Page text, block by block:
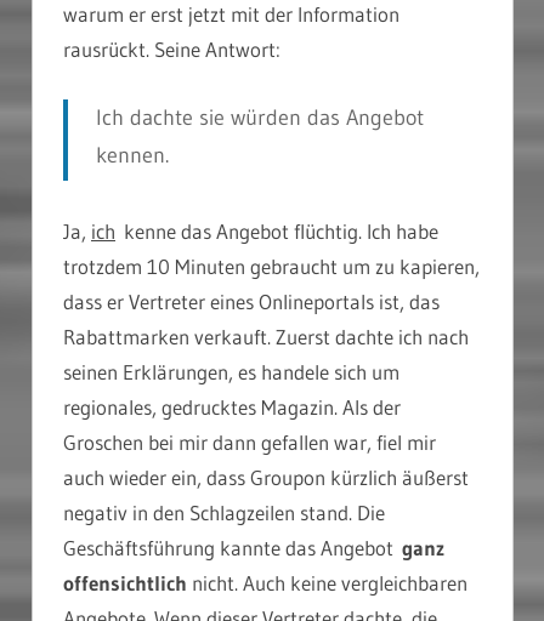
warum er erst jetzt mit der Information
rausrückt. Seine Antwort:
Ich dachte sie würden das Angebot
kennen.
Ja, ich kenne das Angebot flüchtig. Ich habe
trotzdem 10 Minuten gebraucht um zu kapieren,
dass er Vertreter eines Onlineportals ist, das
Rabattmarken verkauft. Zuerst dachte ich nach
seinen Erklärungen, es handele sich um
regionales, gedrucktes Magazin. Als der
Groschen bei mir dann gefallen war, fiel mir
auch wieder ein, dass Groupon kürzlich äußerst
negativ in den Schlagzeilen stand. Die
Geschäftsführung kannte das Angebot ganz
offensichtlich nicht. Auch keine vergleichbaren